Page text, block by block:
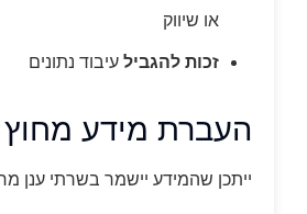
או שיווק
זכות להגביל עיבוד נתונים
העברת מידע
ייתכן שהמידע יישמר בשרתי ענן